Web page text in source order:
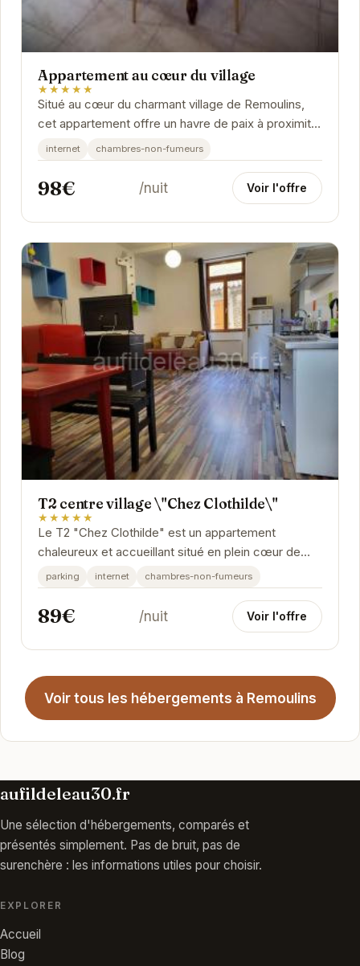
Appartement au cœur du village
★★★★★
Situé au cœur du charmant village de Remoulins,
cet appartement offre un havre de paix à proximité
des commerces et des sites touristiques...
internet chambres-non-fumeurs
98€ /nuit Voir l'offre
T2 centre village \"Chez Clothilde\"
★★★★★
Le T2 "Chez Clothilde" est un appartement
chaleureux et accueillant situé en plein cœur de
Remoulins. Il offre un espace de vie confortable
et...
parking internet chambres-non-fumeurs
89€ /nuit Voir l'offre
Voir tous les hébergements à Remoulins
aufildeleau30.fr
Une sélection d'hébergements, comparés et
présentés simplement. Pas de bruit, pas de
surenchère : les informations utiles pour choisir.
EXPLORER
Accueil
Blog